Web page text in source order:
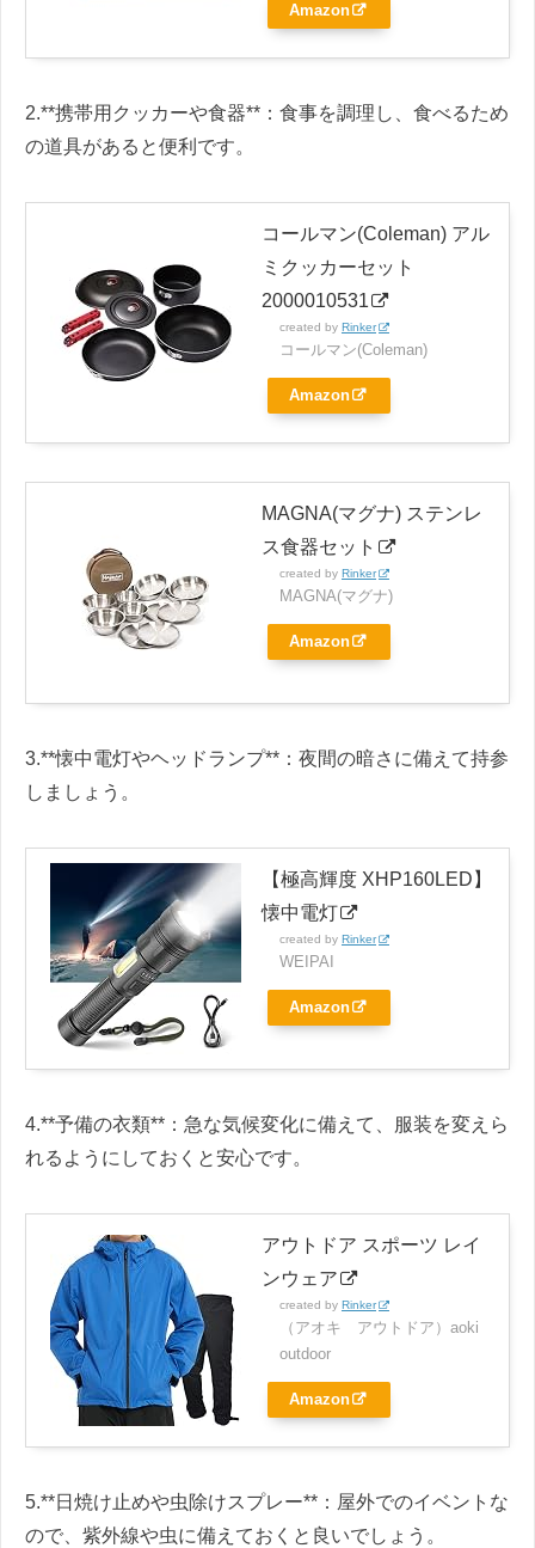
Amazon
2.**携帯用クッカーや食器**：食事を調理し、食べるため
の道具があると便利です。
コールマン(Coleman) アル
ミクッカーセット
2000010531
created by Rinker
コールマン(Coleman)
Amazon
MAGNA(マグナ) ステンレ
ス食器セット
created by Rinker
MAGNA(マグナ)
Amazon
3.**懐中電灯やヘッドランプ**：夜間の暗さに備えて持参
しましょう。
【極高輝度 XHP160LED】
懐中電灯
created by Rinker
WEIPAI
Amazon
4.**予備の衣類**：急な気候変化に備えて、服装を変えら
れるようにしておくと安心です。
アウトドア スポーツ レイ
ンウェア
created by Rinker
（アオキ アウトドア）aoki
outdoor
Amazon
5.**日焼け止めや虫除けスプレー**：屋外でのイベントな
ので、紫外線や虫に備えておくと良いでしょう。